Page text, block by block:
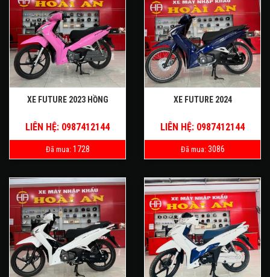
XE FUTURE 2023 HỒNG
LIÊN HỆ: 0987412144
Đã mua: 1728
XE FUTURE 2024
LIÊN HỆ: 0987412144
Đã mua: 3086